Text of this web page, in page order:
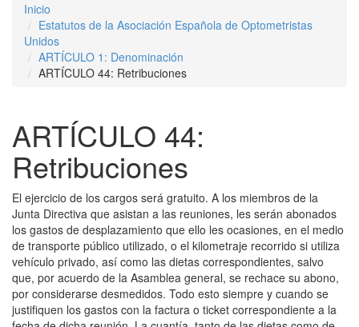
Inicio
Estatutos de la Asociación Española de Optometristas
Unidos
ARTÍCULO 1: Denominación
ARTÍCULO 44: Retribuciones
ARTÍCULO 44:
Retribuciones
El ejercicio de los cargos será gratuito. A los miembros de la
Junta Directiva que asistan a las reuniones, les serán abonados
los gastos de desplazamiento que ello les ocasiones, en el medio
de transporte público utilizado, o el kilometraje recorrido si utiliza
vehículo privado, así como las dietas correspondientes, salvo
que, por acuerdo de la Asamblea general, se rechace su abono,
por considerarse desmedidos. Todo esto siempre y cuando se
justifiquen los gastos con la factura o ticket correspondiente a la